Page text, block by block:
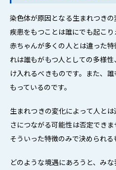
染色体が原因となる生まれつき
疾患をもつことは誰にでも起こ
赤ちゃんが多くの人とは違った
れは誰もがもつ人としての多様
け入れるべきものです。また、
もっているのです。
生まれつきの変化によって人と
さにつながる可能性は否定でき
そういった特徴のみで決められる
どのような境遇にあろうと、み